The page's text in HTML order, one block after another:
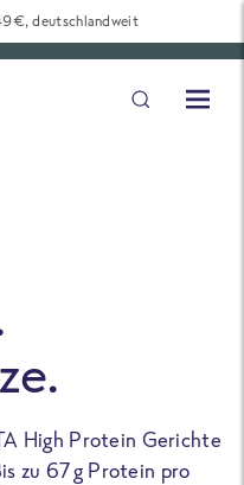
deutschlandweit
High Protein Gerichte
zu 67 g Protein pro